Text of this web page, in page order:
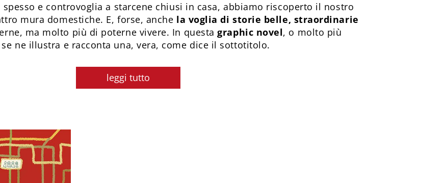
e controvoglia a starcene chiusi in casa, abbiamo riscoperto il nostro
mura domestiche. E, forse, anche la voglia di storie belle, straordinarie
ma molto più di poterne vivere. In questagraphic novel, o molto più
ne illustra e racconta una, vera, come dice il sottotitolo.
leggi tutto